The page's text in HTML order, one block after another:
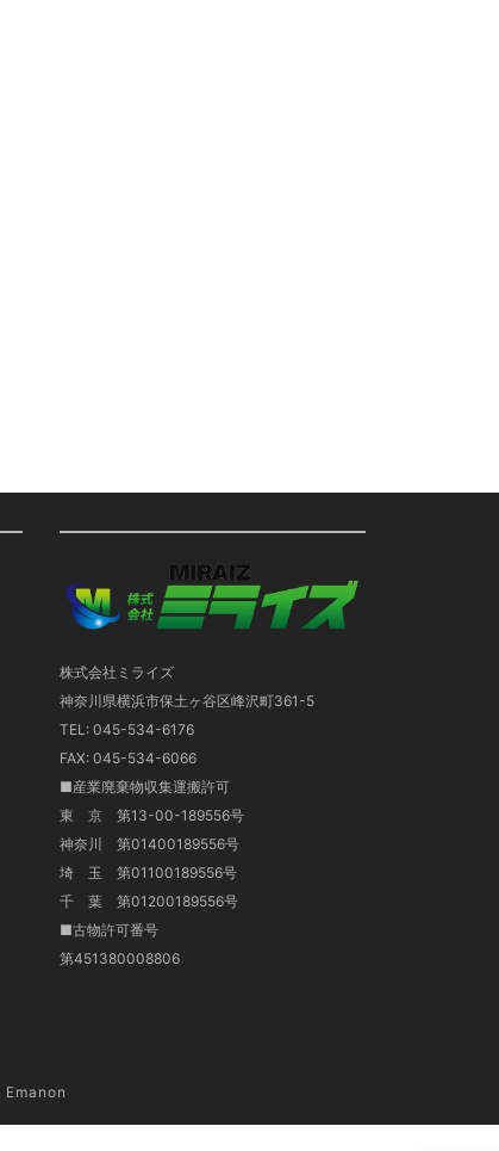
株式会社ミライズ
神奈川県横浜市保土ヶ谷区峰沢町361-5
TEL: 045-534-6176
FAX: 045-534-6066
■産業廃棄物収集運搬許可
東 京 第13-00-189556号
神奈川 第01400189556号
埼 玉 第01100189556号
千 葉 第01200189556号
■古物許可番号
第451380008806
Emanon